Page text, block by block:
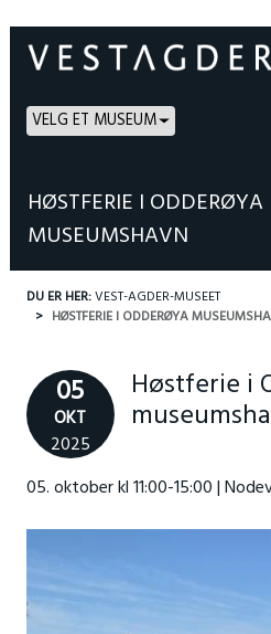
VELG ET MUSEUM
HØSTFERIE I ODDERØYA
MUSEUMSHAVN
DU ER HER:VEST-AGDER-MUSEET
HØSTFERIE I ODDERØYA
05
OKT
2025
Høstferie i
05. oktober kl 11:00-15:00 |